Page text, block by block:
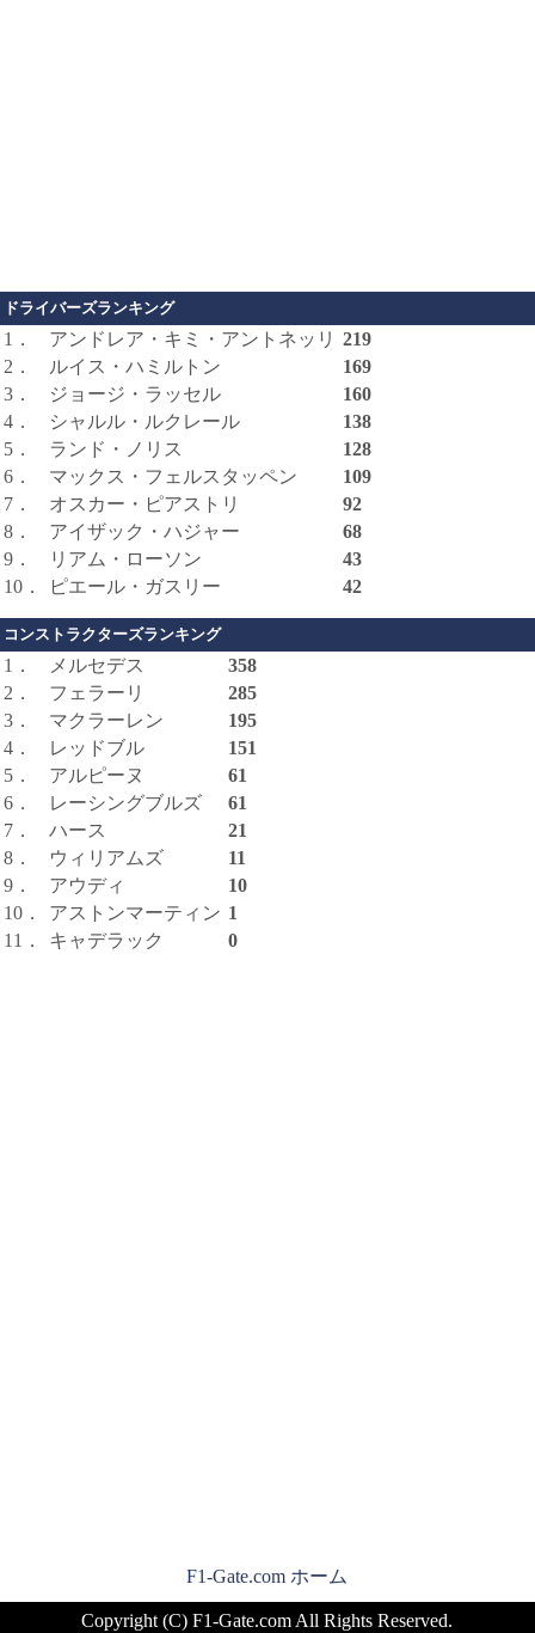
ドライバーズランキング
1． アンドレア・キミ・アントネッリ 219
2．
ルイス・ハミルトン
169
3．
ジョージ・ラッセル
160
4．
シャルル・ルクレール
138
5．
ランド・ノリス
128
6．
マックス・フェルスタッペン
109
7．
オスカー・ピアストリ
92
8．
アイザック・ハジャー
68
9．
リアム・ローソン
43
10．
ピエール・ガスリー 42
コンストラクターズランキング
1． メルセデス
358
2．
フェラーリ
285
3．
マクラーレン
195
4．
レッドブル
151
5．
アルピーヌ
61
6．
レーシングブルズ
61
7．
ハース
21
8．
ウィリアムズ
11
9．
アウディ
10
10．
アストンマーティン 1
11．
キャデラック 0
F1-Gate.com ホーム
Copyright (C) F1-Gate.com All Rights Reserved.